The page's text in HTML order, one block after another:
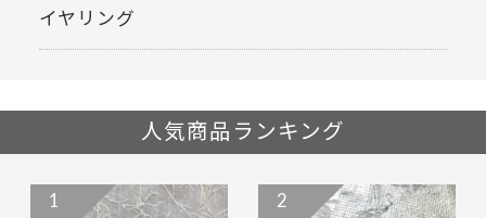
イヤリング
人気商品ランキング
1 2